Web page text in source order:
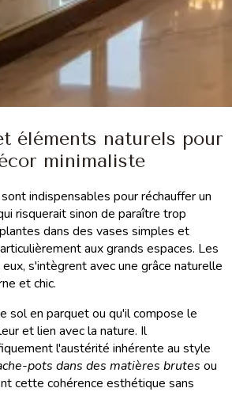
éléments naturels pour
minimaliste
sont indispensables pour réchauffer un
risquerait sinon de paraître trop
dans des vases simples et
aux grands espaces. Les
s'intègrent avec une grâce naturelle
et chic.
sol en parquet ou qu'il compose le
et lien avec la nature. Il
l'austérité inhérente au style
pots dans des matières brutes ou
cette cohérence esthétique sans